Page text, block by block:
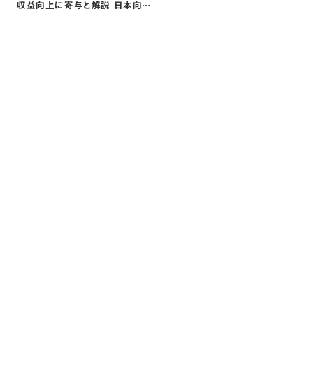
収益向上に寄与と解説 日本向け